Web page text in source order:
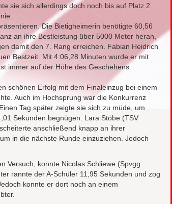
sie sich allerdings doch noch bis auf Platz 2
Die Bietigheimerin benötigte 60,56
an ihre Bestleistung über 5000 Meter heran,
damit den 7. Rang erreichen. Fabian Heidrich
Bestzeit. Mit 4:06,28 Minuten wurde er mit
immer auf der Höhe des Geschehens
schönen Erfolg mit dem Finaleinzug bei einem
Auch im Hochsprung war die Konkurrenz
Tag später zeigte sie sich zu müde, um
Sekunden begnügen. Lara Stöbe (TSV
anschließend knapp an ihrer
in die nächste Runde einzuziehen. Jedoch
Versuch, konnte Nicolas Schliewe (Spvgg.
rannte der A-Schüler 11,95 Sekunden und zog
konnte er dort noch an einem